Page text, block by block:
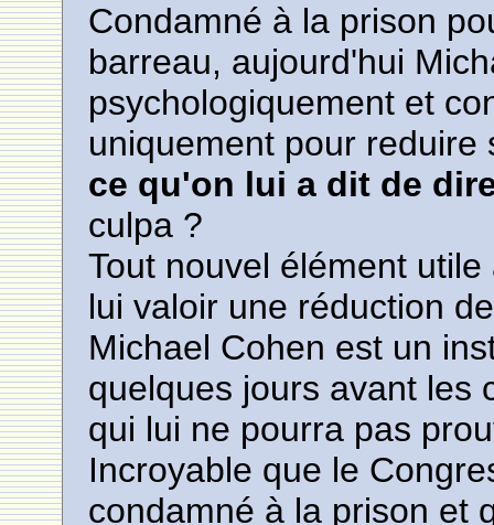
Condamné à la prison
barreau, aujourd'hui
psychologiquement et
uniquement pour
ce qu'on lui a dit de
culpa ?
Tout nouvel élément
lui valoir une réduction
Michael Cohen est un
quelques jours avant les
qui lui ne pourra pas
Incroyable que le
condamné à la prison et